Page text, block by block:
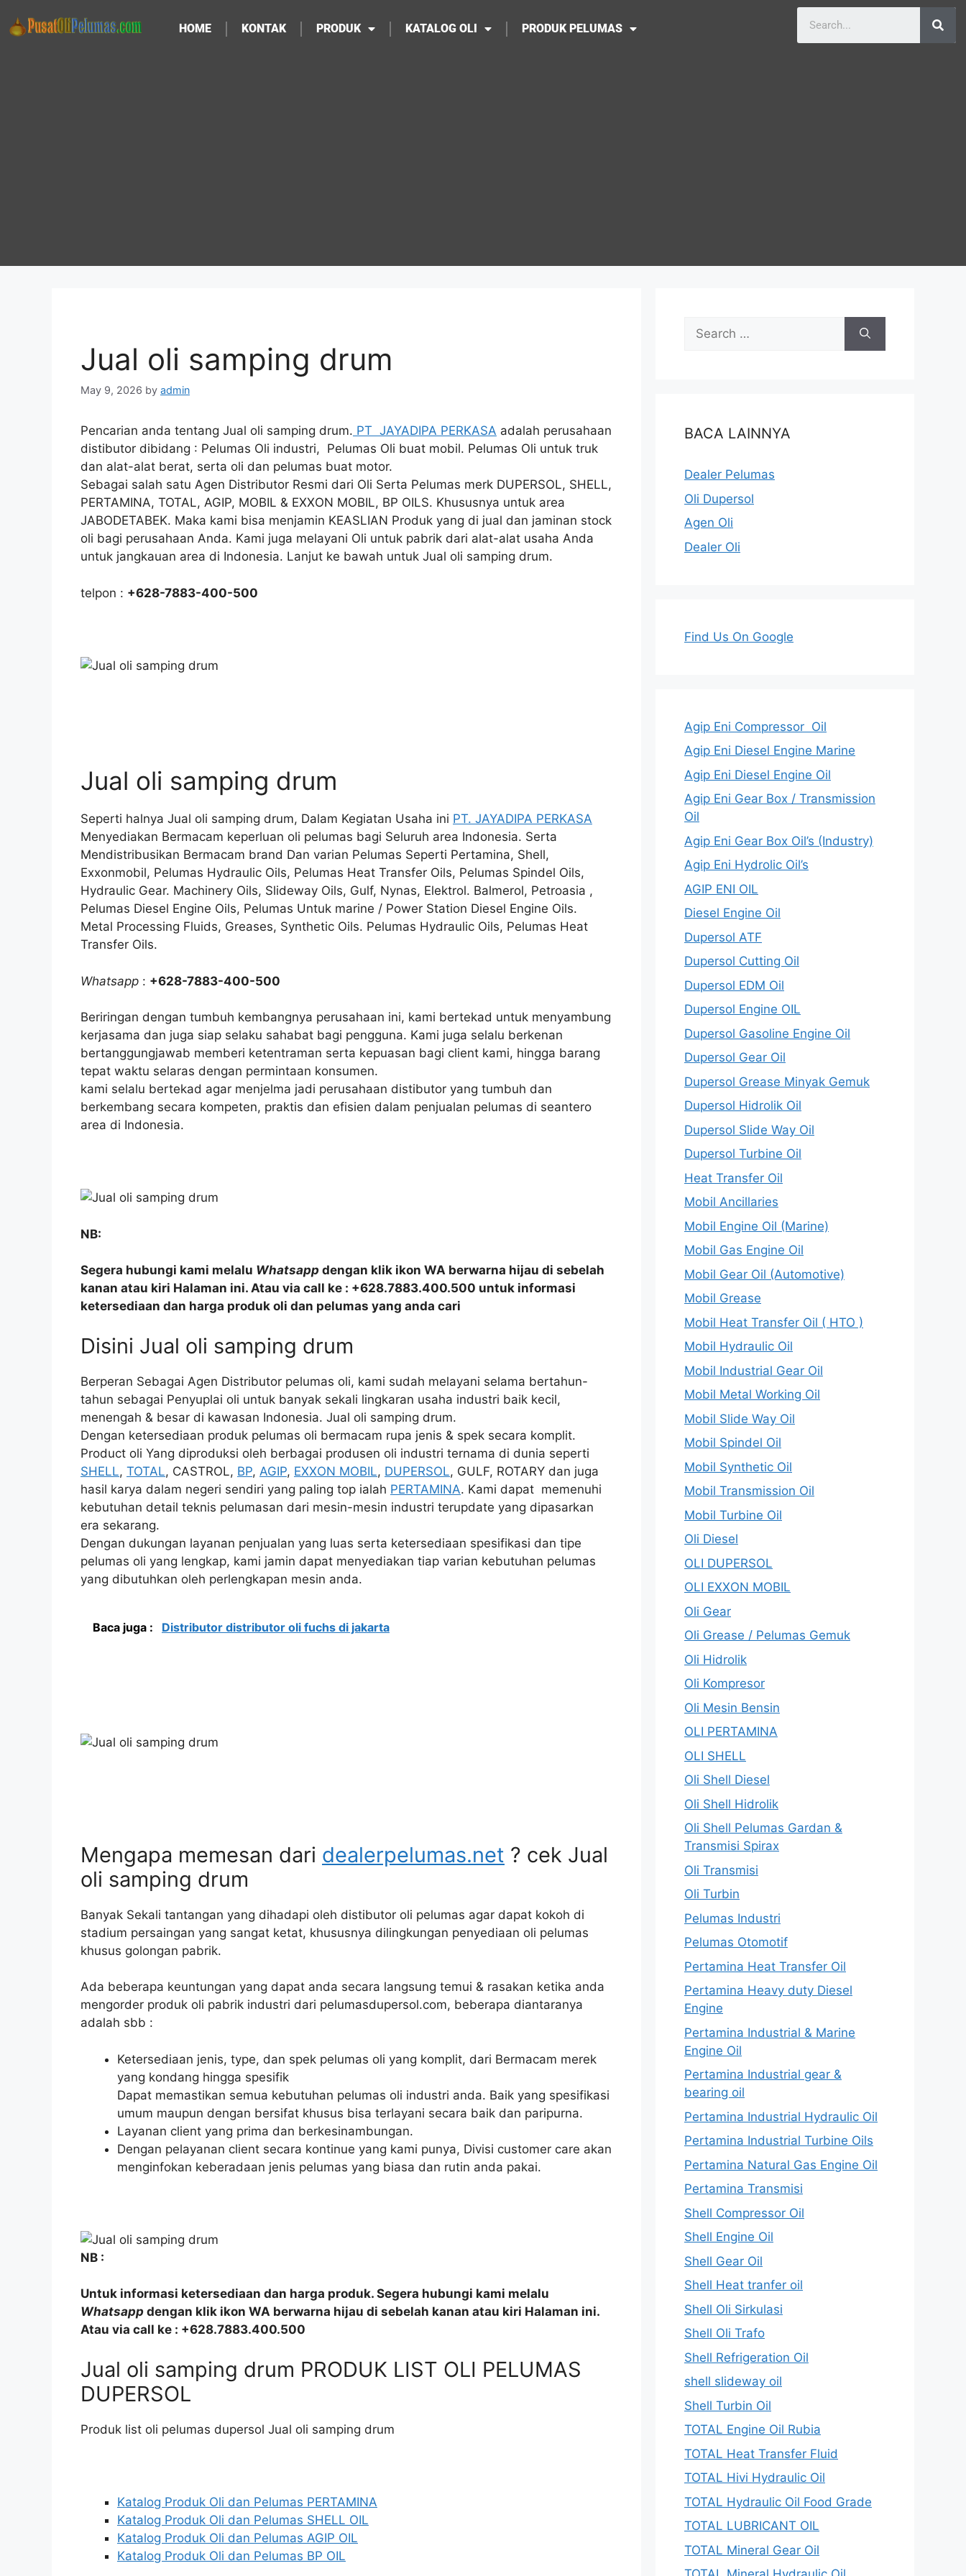
HOME KONTAK PRODUK KATALOG OLI PRODUK PELUMAS
Jual oli samping drum
May 9, 2026 by admin
Pencarian anda tentang Jual oli samping drum. PT JAYADIPA PERKASA adalah perusahaan
distibutor dibidang : Pelumas Oli industri, Pelumas Oli buat mobil. Pelumas Oli untuk truk
dan alat-alat berat, serta oli dan pelumas buat motor.
Sebagai salah satu Agen Distributor Resmi dari Oli Serta Pelumas merk DUPERSOL, SHELL,
PERTAMINA, TOTAL, AGIP, MOBIL & EXXON MOBIL, BP OILS. Khususnya untuk area
JABODETABEK. Maka kami bisa menjamin KEASLIAN Produk yang di jual dan jaminan stock
oli bagi perusahaan Anda. Kami juga melayani Oli untuk pabrik dari alat-alat usaha Anda
untuk jangkauan area di Indonesia. Lanjut ke bawah untuk Jual oli samping drum.
telpon : +628-7883-400-500
Jual oli samping drum
Seperti halnya Jual oli samping drum, Dalam Kegiatan Usaha ini PT. JAYADIPA PERKASA
Menyediakan Bermacam keperluan oli pelumas bagi Seluruh area Indonesia. Serta
Mendistribusikan Bermacam brand Dan varian Pelumas Seperti Pertamina, Shell,
Exxonmobil, Pelumas Hydraulic Oils, Pelumas Heat Transfer Oils, Pelumas Spindel Oils,
Hydraulic Gear. Machinery Oils, Slideway Oils, Gulf, Nynas, Elektrol. Balmerol, Petroasia ,
Pelumas Diesel Engine Oils, Pelumas Untuk marine / Power Station Diesel Engine Oils.
Metal Processing Fluids, Greases, Synthetic Oils. Pelumas Hydraulic Oils, Pelumas Heat
Transfer Oils.
Whatsapp : +628-7883-400-500
Beriringan dengan tumbuh kembangnya perusahaan ini, kami bertekad untuk menyambung
kerjasama dan juga siap selaku sahabat bagi pengguna. Kami juga selalu berkenan
bertanggungjawab memberi ketentraman serta kepuasan bagi client kami, hingga barang
tepat waktu selaras dengan permintaan konsumen.
kami selalu bertekad agar menjelma jadi perusahaan distibutor yang tumbuh dan
berkembang secara kompeten, praktis dan efisien dalam penjualan pelumas di seantero
area di Indonesia.
NB:
Segera hubungi kami melalu Whatsapp dengan klik ikon WA berwarna hijau di sebelah
kanan atau kiri Halaman ini. Atau via call ke : +628.7883.400.500 untuk informasi
ketersediaan dan harga produk oli dan pelumas yang anda cari
Disini Jual oli samping drum
Berperan Sebagai Agen Distributor pelumas oli, kami sudah melayani selama bertahun-
tahun sebagai Penyuplai oli untuk banyak sekali lingkaran usaha industri baik kecil,
menengah & besar di kawasan Indonesia. Jual oli samping drum.
Dengan ketersediaan produk pelumas oli bermacam rupa jenis & spek secara komplit.
Product oli Yang diproduksi oleh berbagai produsen oli industri ternama di dunia seperti
SHELL, TOTAL, CASTROL, BP, AGIP, EXXON MOBIL, DUPERSOL, GULF, ROTARY dan juga
hasil karya dalam negeri sendiri yang paling top ialah PERTAMINA. Kami dapat memenuhi
kebutuhan detail teknis pelumasan dari mesin-mesin industri terupdate yang dipasarkan
era sekarang.
Dengan dukungan layanan penjualan yang luas serta ketersediaan spesifikasi dan tipe
pelumas oli yang lengkap, kami jamin dapat menyediakan tiap varian kebutuhan pelumas
yang dibutuhkan oleh perlengkapan mesin anda.
Baca juga : Distributor distributor oli fuchs di jakarta
Mengapa memesan dari dealerpelumas.net ? cek Jual
oli samping drum
Banyak Sekali tantangan yang dihadapi oleh distibutor oli pelumas agar dapat kokoh di
stadium persaingan yang sangat ketat, khususnya dilingkungan penyediaan oli pelumas
khusus golongan pabrik.
Ada beberapa keuntungan yang dapat anda secara langsung temui & rasakan ketika anda
mengorder produk oli pabrik industri dari pelumasdupersol.com, beberapa diantaranya
adalah sbb :
Ketersediaan jenis, type, dan spek pelumas oli yang komplit, dari Bermacam merek
yang kondang hingga spesifik
Dapat memastikan semua kebutuhan pelumas oli industri anda. Baik yang spesifikasi
umum maupun dengan bersifat khusus bisa terlayani secara baik dan paripurna.
Layanan client yang prima dan berkesinambungan.
Dengan pelayanan client secara kontinue yang kami punya, Divisi customer care akan
menginfokan keberadaan jenis pelumas yang biasa dan rutin anda pakai.
NB :
Untuk informasi ketersediaan dan harga produk. Segera hubungi kami melalu
Whatsapp dengan klik ikon WA berwarna hijau di sebelah kanan atau kiri Halaman ini.
Atau via call ke : +628.7883.400.500
Jual oli samping drum PRODUK LIST OLI PELUMAS
DUPERSOL
Produk list oli pelumas dupersol Jual oli samping drum
Katalog Produk Oli dan Pelumas PERTAMINA
Katalog Produk Oli dan Pelumas SHELL OIL
Katalog Produk Oli dan Pelumas AGIP OIL
Katalog Produk Oli dan Pelumas BP OIL
BACA LAINNYA
Dealer Pelumas
Oli Dupersol
Agen Oli
Dealer Oli
Find Us On Google
Agip Eni Compressor Oil
Agip Eni Diesel Engine Marine
Agip Eni Diesel Engine Oil
Agip Eni Gear Box / Transmission
Oil
Agip Eni Gear Box Oil’s (Industry)
Agip Eni Hydrolic Oil’s
AGIP ENI OIL
Diesel Engine Oil
Dupersol ATF
Dupersol Cutting Oil
Dupersol EDM Oil
Dupersol Engine OIL
Dupersol Gasoline Engine Oil
Dupersol Gear Oil
Dupersol Grease Minyak Gemuk
Dupersol Hidrolik Oil
Dupersol Slide Way Oil
Dupersol Turbine Oil
Heat Transfer Oil
Mobil Ancillaries
Mobil Engine Oil (Marine)
Mobil Gas Engine Oil
Mobil Gear Oil (Automotive)
Mobil Grease
Mobil Heat Transfer Oil ( HTO )
Mobil Hydraulic Oil
Mobil Industrial Gear Oil
Mobil Metal Working Oil
Mobil Slide Way Oil
Mobil Spindel Oil
Mobil Synthetic Oil
Mobil Transmission Oil
Mobil Turbine Oil
Oli Diesel
OLI DUPERSOL
OLI EXXON MOBIL
Oli Gear
Oli Grease / Pelumas Gemuk
Oli Hidrolik
Oli Kompresor
Oli Mesin Bensin
OLI PERTAMINA
OLI SHELL
Oli Shell Diesel
Oli Shell Hidrolik
Oli Shell Pelumas Gardan &
Transmisi Spirax
Oli Transmisi
Oli Turbin
Pelumas Industri
Pelumas Otomotif
Pertamina Heat Transfer Oil
Pertamina Heavy duty Diesel
Engine
Pertamina Industrial & Marine
Engine Oil
Pertamina Industrial gear &
bearing oil
Pertamina Industrial Hydraulic Oil
Pertamina Industrial Turbine Oils
Pertamina Natural Gas Engine Oil
Pertamina Transmisi
Shell Compressor Oil
Shell Engine Oil
Shell Gear Oil
Shell Heat tranfer oil
Shell Oli Sirkulasi
Shell Oli Trafo
Shell Refrigeration Oil
shell slideway oil
Shell Turbin Oil
TOTAL Engine Oil Rubia
TOTAL Heat Transfer Fluid
TOTAL Hivi Hydraulic Oil
TOTAL Hydraulic Oil Food Grade
TOTAL LUBRICANT OIL
TOTAL Mineral Gear Oil